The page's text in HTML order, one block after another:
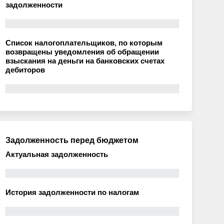
задолженности
Список налогоплательщиков, по которым
возвращены уведомления об обращении
взыскания на деньги на банковских счетах
дебиторов
Задолженность перед бюджетом
Актуальная задолженность
История задолженности по налогам